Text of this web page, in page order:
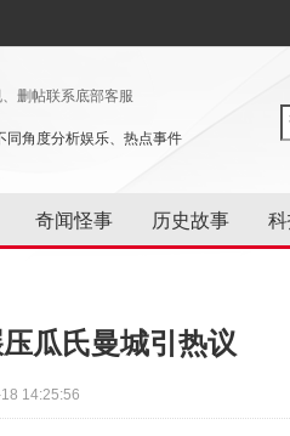
删帖联系底部客服
同角度分析娱乐、热点事件
奇闻怪事 历史故事
瓜氏曼城引热议
14:25:56